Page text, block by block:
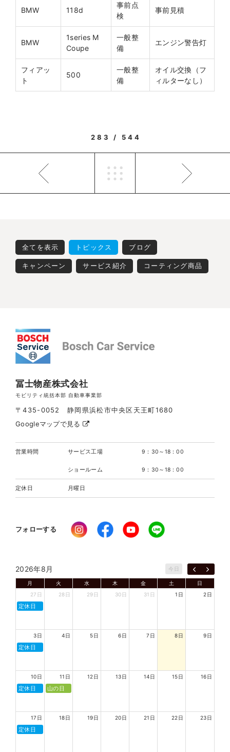
BMW 118d
事前点
検
事前見積
BMW
1series M
Coupe
一般整
備
エンジン警告灯
フィアッ
ト
500
一般整
備
オイル交換（フ
ィルターなし）
283 / 544
全てを表示 トピックス ブログ
キャンペーン サービス紹介 コーティング商品
冨士物産株式会社
モビリティ統括本部 自動車事業部
〒435-0052 静岡県浜松市中央区天王町1680
Googleマップで見る
営業時間 サービス工場 9：30～18：00
ショールーム 9：30～18：00
定休日 月曜日
フォローする
2026年8月 今日
月 火 水 木 金 土
日
27日
定休日
28日 29日 30日 31日 1日 2日
3日
定休日
4日 5日 6日 7日 8日 9日
10日
定休日
11日
山の日
12日 13日 14日 15日 16日
17日
定休日
18日 19日 20日 21日 22日 23日